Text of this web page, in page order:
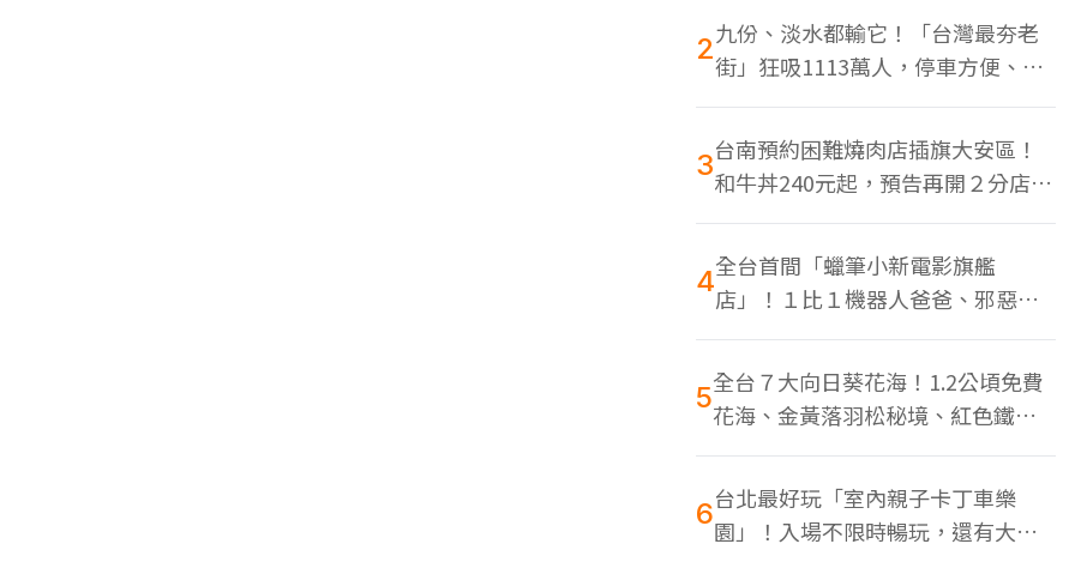
2九份、淡水都輸它！「台灣最夯老
街」狂吸1113萬人，停車方便、特
色美食多
3台南預約困難燒肉店插旗大安區！
和牛丼240元起，預告再開２分店、
地點曝光
4全台首間「蠟筆小新電影旗艦
店」！１比１機器人爸爸、邪惡正
男，百款周邊買翻
5全台７大向日葵花海！1.2公頃免費
花海、金黃落羽松秘境、紅色鐵橋
同框
6台北最好玩「室內親子卡丁車樂
園」！入場不限時暢玩，還有大螢